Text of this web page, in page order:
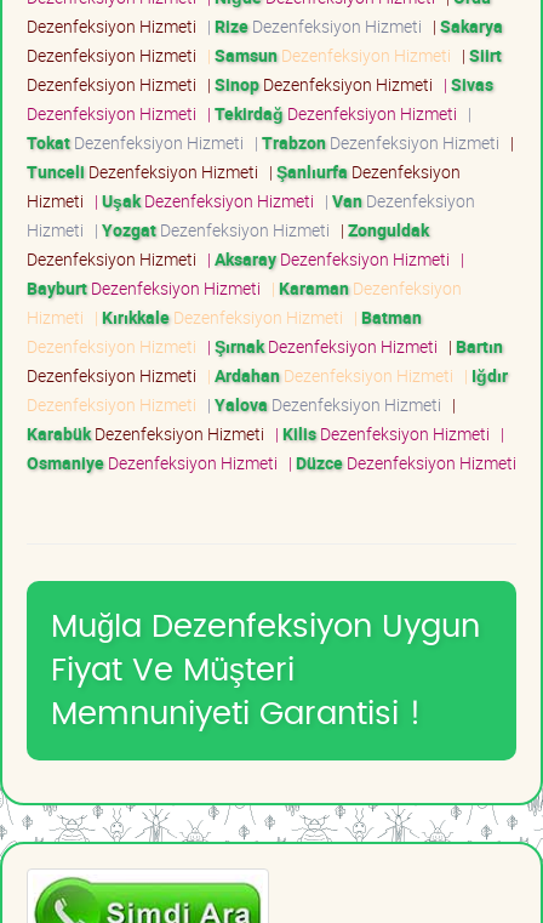
Dezenfeksiyon Hizmeti | RizeDezenfeksiyon Hizmeti | Sakarya
Dezenfeksiyon Hizmeti | SamsunDezenfeksiyon Hizmeti | Siirt
Dezenfeksiyon Hizmeti | SinopDezenfeksiyon Hizmeti | Sivas
Dezenfeksiyon Hizmeti | Tekirdağ Dezenfeksiyon Hizmeti |
TokatDezenfeksiyon Hizmeti | TrabzonDezenfeksiyon Hizmeti |
Tunceli Dezenfeksiyon Hizmeti | Şanlıurfa Dezenfeksiyon
Hizmeti | UşakDezenfeksiyon Hizmeti | VanDezenfeksiyon
Hizmeti | YozgatDezenfeksiyon Hizmeti | Zonguldak
Dezenfeksiyon Hizmeti | AksarayDezenfeksiyon Hizmeti |
BayburtDezenfeksiyon Hizmeti | KaramanDezenfeksiyon
Hizmeti | KırıkkaleDezenfeksiyon Hizmeti | Batman
Dezenfeksiyon Hizmeti | ŞırnakDezenfeksiyon Hizmeti | Bartın
Dezenfeksiyon Hizmeti | ArdahanDezenfeksiyon Hizmeti | Iğdır
Dezenfeksiyon Hizmeti | Yalova Dezenfeksiyon Hizmeti |
KarabükDezenfeksiyon Hizmeti | KilisDezenfeksiyon Hizmeti |
OsmaniyeDezenfeksiyon Hizmeti | DüzceDezenfeksiyon Hizmeti
Muğla Dezenfeksiyon Uygun
Fiyat Ve Müşteri
Memnuniyeti Garantisi !